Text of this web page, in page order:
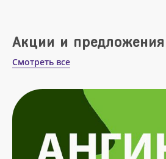
Акции и предложения
Смотреть все